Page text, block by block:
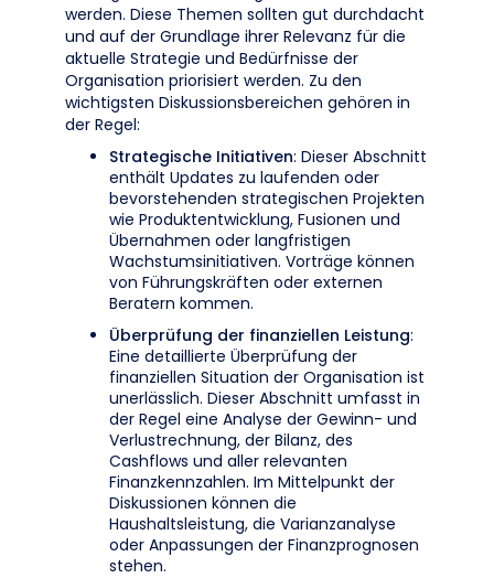
werden. Diese Themen sollten gut durchdacht
und auf der Grundlage ihrer Relevanz für die
aktuelle Strategie und Bedürfnisse der
Organisation priorisiert werden. Zu den
wichtigsten Diskussionsbereichen gehören in
der Regel:
Strategische Initiativen: Dieser Abschnitt
enthält Updates zu laufenden oder
bevorstehenden strategischen Projekten
wie Produktentwicklung, Fusionen und
Übernahmen oder langfristigen
Wachstumsinitiativen. Vorträge können
von Führungskräften oder externen
Beratern kommen.
Überprüfung der finanziellen Leistung:
Eine detaillierte Überprüfung der
finanziellen Situation der Organisation ist
unerlässlich. Dieser Abschnitt umfasst in
der Regel eine Analyse der Gewinn- und
Verlustrechnung, der Bilanz, des
Cashflows und aller relevanten
Finanzkennzahlen. Im Mittelpunkt der
Diskussionen können die
Haushaltsleistung, die Varianzanalyse
oder Anpassungen der Finanzprognosen
stehen.